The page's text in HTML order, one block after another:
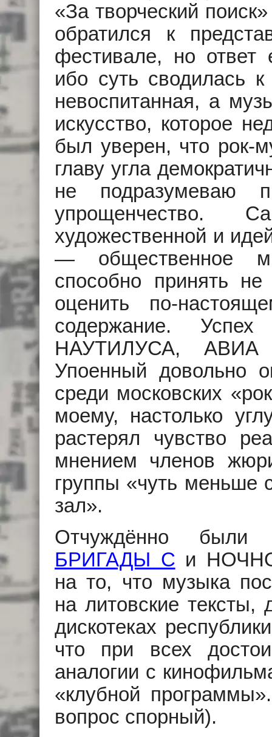
«За творческий
обратился к
фестивале, но ответ
ибо суть сводилась
невоспитанная, а
искусство, которое
был уверен, что
главу угла
не подразумеваю
упрощенчество.
художественной и
— общественное
способно принять
оценить по-
содержание.
НАУТИЛУСА, АВИА
Упоенный довольно
среди московских
моему, настолько
растерял чувство
мнением членов
группы «чуть меньше
зал».
Отчуждённо были
БРИГАДЫ С и
на то, что музыка
на литовские тексты,
дискотеках
что при всех
аналогии с
«клубной
вопрос спорный).